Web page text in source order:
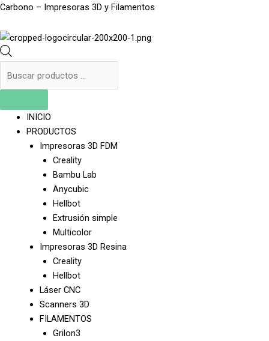
Ir
contenido
Carbono – Impresoras 3D y Filamentos
Products
Menu
INICIO
PRODUCTOS
Impresoras 3D FDM
Creality
Bambu Lab
Anycubic
Hellbot
Extrusión simple
Multicolor
Impresoras 3D Resina
Creality
Hellbot
Láser CNC
Scanners 3D
FILAMENTOS
Grilon3
Products